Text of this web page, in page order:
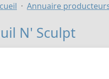
Annuaire
N' Sculpt